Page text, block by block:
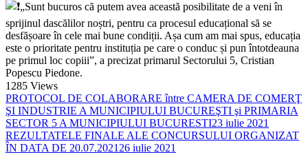
„Sunt bucuros că putem avea această posibilitate de a veni în
sprijinul dascălilor noștri, pentru ca procesul educațional să se
desfășoare în cele mai bune condiții. Așa cum am mai spus, educația
este o prioritate pentru instituția pe care o conduc și pun întotdeauna
pe primul loc copiii”, a precizat primarul Sectorului 5, Cristian
Popescu Piedone.
1285 Views
PROTOCOL DE COLABORARE între CAMERA DE COMERŢ
ŞI INDUSTRIE A MUNICIPIULUI BUCUREŞTI şi PRIMARIA
SECTOR 5 A MUNICIPIULUI BUCURESTI23 iulie 2021
REZULTATELE FINALE ALE CONCURSULUI ORGANIZAT
ÎN DATA DE 20.07.2021 26 iulie 2021